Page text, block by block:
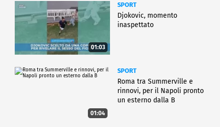
01:03
SPORT
Djokovic, momento
inaspettato
01:04
SPORT
Roma tra Summerville e
rinnovi, per il Napoli pronto
un esterno dalla B